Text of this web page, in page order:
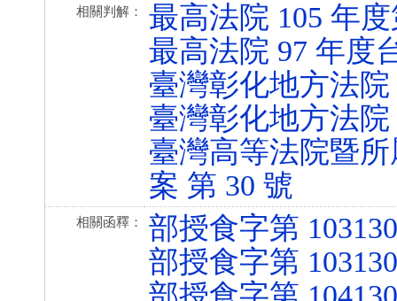
相關判解：
最高法院 105 年
最高法院 97 年度
臺灣彰化地方法
臺灣彰化地方法
臺灣高等法院暨
案 第 30 號
相關函釋：
部授食字第
部授食字第